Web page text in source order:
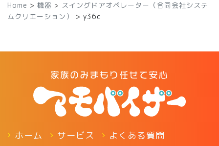
Home > 機器 > スイングドアオペレーター（合同会社システ
ムクリエーション）
> y36c
ホーム サービス よくある質問